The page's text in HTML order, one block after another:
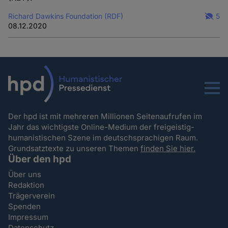
Richard Dawkins Foundation (RDF)
08.12.2020
5
Menu
Der hpd ist mit mehreren Millionen Seitenaufrufen im
Jahr das wichtigste Online-Medium der freigeistig-
humanistischen Szene im deutschsprachigen Raum.
Grundsatztexte zu unseren Themenfinden Sie hier.
Über den hpd
Über uns
Redaktion
Trägerverein
Spenden
Impressum